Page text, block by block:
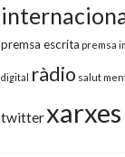
premsa escrita premsa
digital ràdio salut
twitter